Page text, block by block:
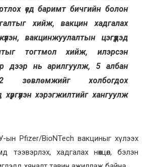
үед баримт бичгийн болон
хийж, вакцин хадгалах
вакцинжуулалтын цэгүүдэд
тогтмол хийж, илэрсэн
дээр нь арилгуулж, 5 албан
зөвлөмжийг холбогдох
хэрэгжилтийг хангуулж
ын Pfizer/BioNTech вакциныг хүлээх
тээвэрлэх, хадгалах нөхцөл, бэлэн